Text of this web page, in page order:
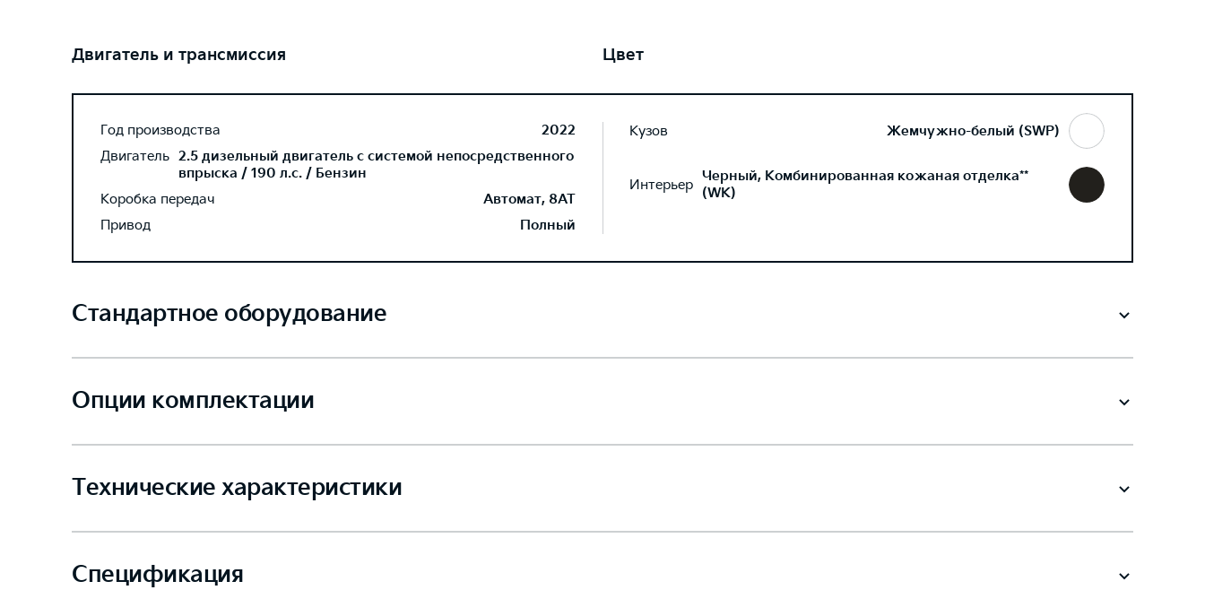
Двигатель и трансмиссия
Год производства
2022
Двигатель 2.5 дизельный двигатель с системой непосредственного
впрыска / 190 л.с. / Бензин
Коробка передач
Автомат, 8AT
Привод
Полный
Цвет
Кузов Жемчужно-белый (SWP)
Интерьер Черный, Комбинированная кожаная отделка**
(WK)
Стандартное оборудование
Опции комплектации
Технические характеристики
Спецификация